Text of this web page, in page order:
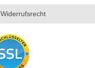
Widerrufsrecht